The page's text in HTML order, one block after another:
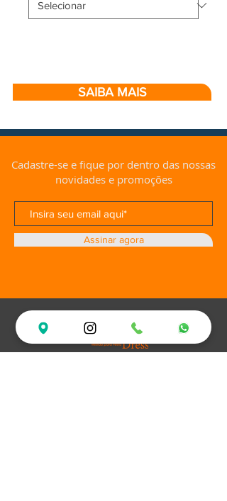
SAIBA MAIS
Cadastre-se e fique por dentro das nossas
novidades e promoções
Assinar agora